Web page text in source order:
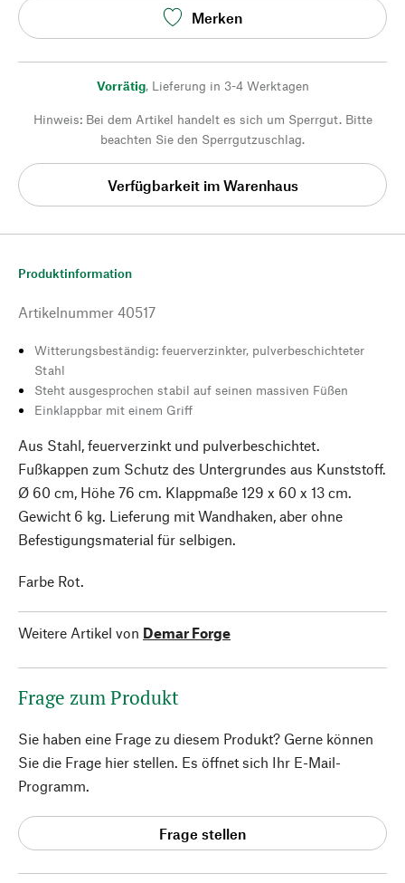
Merken
Vorrätig, Lieferung in 3-4 Werktagen
Hinweis: Bei dem Artikel handelt es sich um Sperrgut. Bitte
beachten Sie den Sperrgutzuschlag.
Verfügbarkeit im Warenhaus
Produktinformation
Artikelnummer 40517
Witterungsbeständig: feuerverzinkter, pulverbeschichteter
Stahl
Steht ausgesprochen stabil auf seinen massiven Füßen
Einklappbar mit einem Griff
Aus Stahl, feuerverzinkt und pulverbeschichtet.
Fußkappen zum Schutz des Untergrundes aus Kunststoff.
Ø 60 cm, Höhe 76 cm. Klappmaße 129 x 60 x 13 cm.
Gewicht 6 kg. Lieferung mit Wandhaken, aber ohne
Befestigungsmaterial für selbigen.
Farbe Rot.
Weitere Artikel von Demar Forge
Frage zum Produkt
Sie haben eine Frage zu diesem Produkt? Gerne können
Sie die Frage hier stellen. Es öffnet sich Ihr E-Mail-
Programm.
Frage stellen